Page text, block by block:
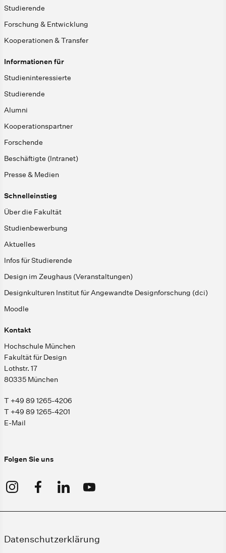
Studierende
Forschung & Entwicklung
Kooperationen & Transfer
Informationen für
Studieninteressierte
Studierende
Alumni
Kooperationspartner
Forschende
Beschäftigte (Intranet)
Presse & Medien
Schnelleinstieg
Über die Fakultät
Studienbewerbung
Aktuelles
Infos für Studierende
Design im Zeughaus (Veranstaltungen)
Designkulturen Institut für Angewandte Designforschung (dci)
Moodle
Kontakt
Hochschule München
Fakultät für Design
Lothstr. 17
80335 München
T +49 89 1265-4206
T +49 89 1265-4201
E-Mail
Folgen Sie uns
Datenschutzerklärung